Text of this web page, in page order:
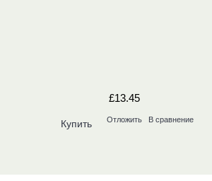
£13.45
Купить Отложить В сравнение